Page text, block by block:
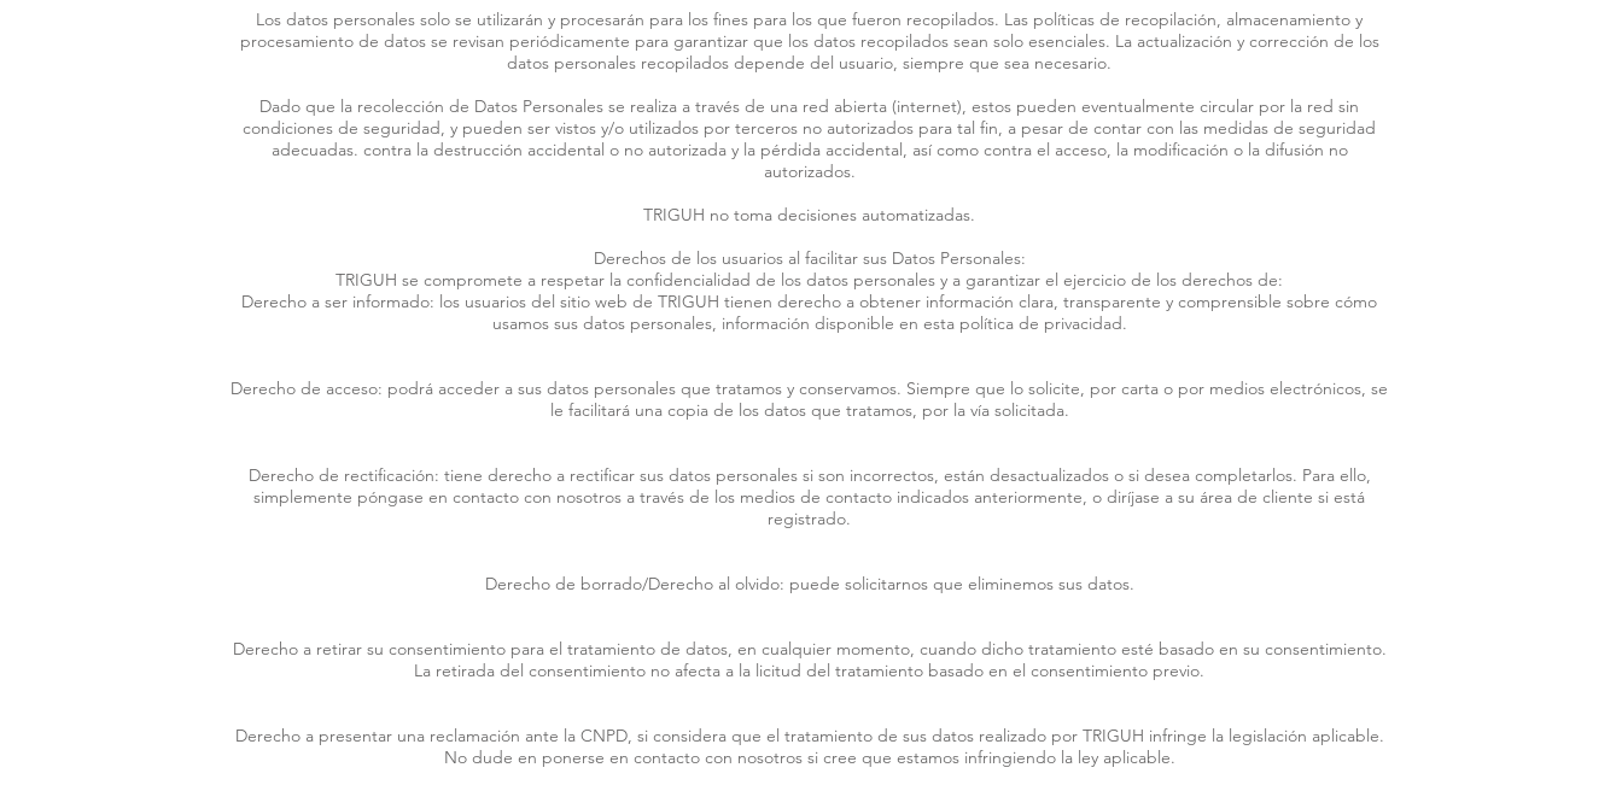
Los datos personales solo se utilizarán y procesarán para los fines para los que fueron recopilados. Las políticas de recopilación, almacenamiento y
procesamiento de datos se revisan periódicamente para garantizar que los datos recopilados sean solo esenciales. La actualización y corrección de los
datos personales recopilados depende del usuario, siempre que sea necesario.
Dado que la recolección de Datos Personales se realiza a través de una red abierta (internet), estos pueden eventualmente circular por la red sin
condiciones de seguridad, y pueden ser vistos y/o utilizados por terceros no autorizados para tal fin, a pesar de contar con las medidas de seguridad
adecuadas. contra la destrucción accidental o no autorizada y la pérdida accidental, así como contra el acceso, la modificación o la difusión no
autorizados.
TRIGUH no toma decisiones automatizadas.
Derechos de los usuarios al facilitar sus Datos Personales:
TRIGUH se compromete a respetar la confidencialidad de los datos personales y a garantizar el ejercicio de los derechos de:
Derecho a ser informado: los usuarios del sitio web de TRIGUH tienen derecho a obtener información clara, transparente y comprensible sobre cómo
usamos sus datos personales, información disponible en esta política de privacidad.
Derecho de acceso: podrá acceder a sus datos personales que tratamos y conservamos. Siempre que lo solicite, por carta o por medios electrónicos, se
le facilitará una copia de los datos que tratamos, por la vía solicitada.
Derecho de rectificación: tiene derecho a rectificar sus datos personales si son incorrectos, están desactualizados o si desea completarlos. Para ello,
simplemente póngase en contacto con nosotros a través de los medios de contacto indicados anteriormente, o diríjase a su área de cliente si está
registrado.
Derecho de borrado/Derecho al olvido: puede solicitarnos que eliminemos sus datos.
Derecho a retirar su consentimiento para el tratamiento de datos, en cualquier momento, cuando dicho tratamiento esté basado en su consentimiento.
La retirada del consentimiento no afecta a la licitud del tratamiento basado en el consentimiento previo.
Derecho a presentar una reclamación ante la CNPD, si considera que el tratamiento de sus datos realizado por TRIGUH infringe la legislación aplicable.
No dude en ponerse en contacto con nosotros si cree que estamos infringiendo la ley aplicable.